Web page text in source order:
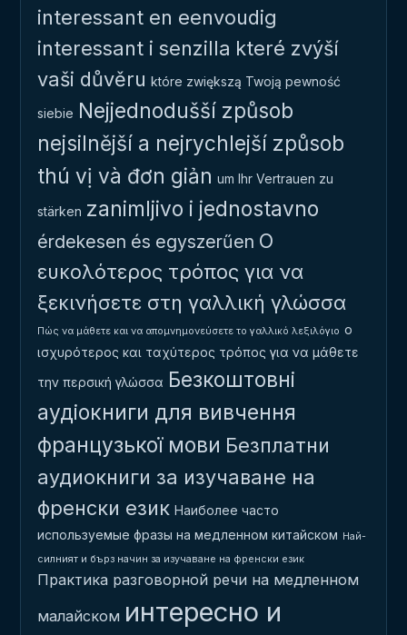
interessant en eenvoudig
interessant i senzilla které zvýší
vaši důvěru które zwiększą Twoją pewność
siebie Nejjednodušší způsob
nejsilnější a nejrychlejší způsob
thú vị và đơn giản um Ihr Vertrauen zu
stärken zanimljivo i jednostavno
érdekesen és egyszerűen Ο
ευκολότερος τρόπος για να
ξεκινήσετε στη γαλλική γλώσσα
Πώς να μάθετε και να απομνημονεύσετε το γαλλικό λεξιλόγιο ο
ισχυρότερος και ταχύτερος τρόπος για να μάθετε
την περσική γλώσσα Безкоштовні
аудіокниги для вивчення
французької мови Безплатни
аудиокниги за изучаване на
френски език Наиболее часто
используемые фразы на медленном китайском Най-
силният и бърз начин за изучаване на френски език
Практика разговорной речи на медленном
малайском интересно и